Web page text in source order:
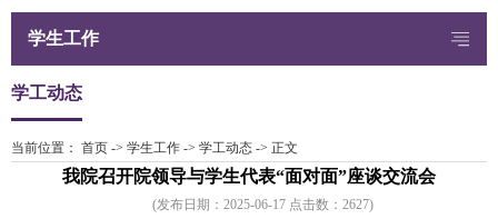
学生工作
学工动态
当前位置： 首页 -> 学生工作 -> 学工动态 -> 正文
我院召开院领导与学生代表“面对面”座谈交流会
(发布日期：2025-06-17 点击数： 2627)